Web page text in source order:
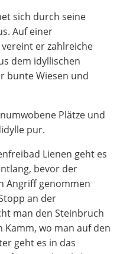
sich durch seine
Auf einer
er zahlreiche
dem idyllischen
bunte Wiesen und
Plätze und
pur.
Lienen geht es
bevor der
Angriff genommen
an der
man den Steinbruch
Kamm, wo man auf den
geht es in das